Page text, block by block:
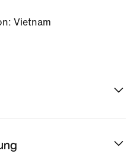
Vietnam